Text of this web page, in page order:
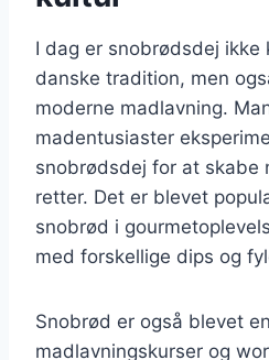
I dag er snobrødsdej ikke
danske tradition, men
moderne madlavning.
madentusiaster
snobrødsdej for at skabe
retter. Det er blevet
snobrød i
med forskellige dips og
Snobrød er også blevet
madlavningskurser og